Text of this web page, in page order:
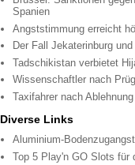
Spanien
Angststimmung erreicht
Der Fall Jekaterinburg
Tadschikistan verbietet
Wissenschaftler nach
Taxifahrer nach
Diverse Links
Aluminium-
Top 5 Play'n GO Slots für